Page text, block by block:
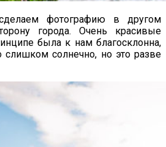
фотографию в другом
города. Очень красивые
была к нам благосклонна,
слишком солнечно, но это разве